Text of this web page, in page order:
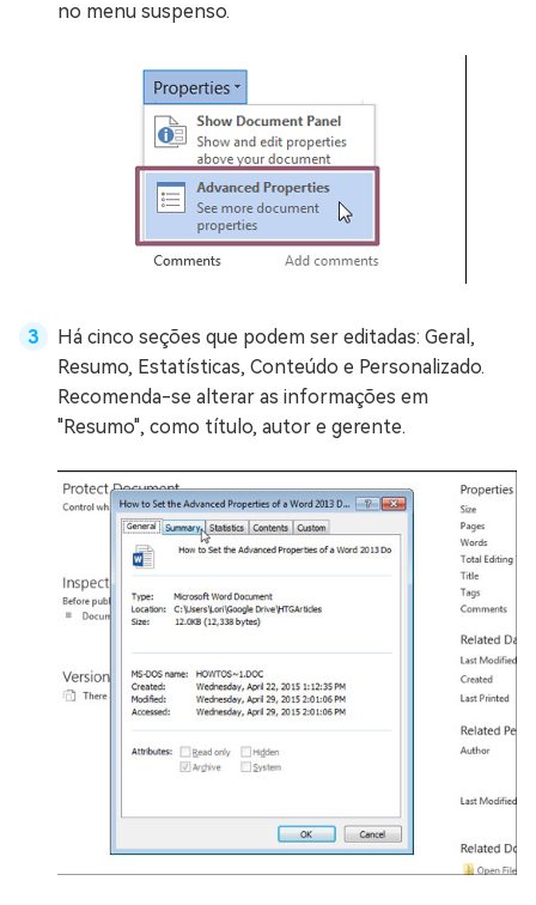
no menu suspenso.
Há cinco seções que podem ser editadas: Geral,
Resumo, Estatísticas, Conteúdo e Personalizado.
Recomenda-se alterar as informações em
"Resumo", como título, autor e gerente.